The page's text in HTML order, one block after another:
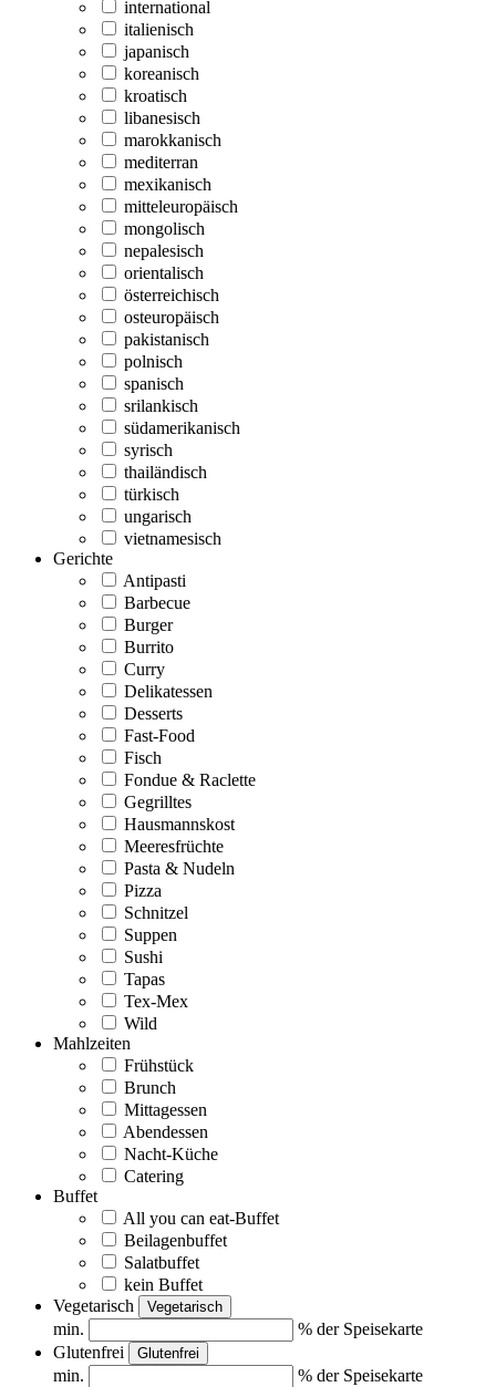
international
italienisch
japanisch
koreanisch
kroatisch
libanesisch
marokkanisch
mediterran
mexikanisch
mitteleuropäisch
mongolisch
nepalesisch
orientalisch
österreichisch
osteuropäisch
pakistanisch
polnisch
spanisch
srilankisch
südamerikanisch
syrisch
thailändisch
türkisch
ungarisch
vietnamesisch
Gerichte
Antipasti
Barbecue
Burger
Burrito
Curry
Delikatessen
Desserts
Fast-Food
Fisch
Fondue & Raclette
Gegrilltes
Hausmannskost
Meeresfrüchte
Pasta & Nudeln
Pizza
Schnitzel
Suppen
Sushi
Tapas
Tex-Mex
Wild
Mahlzeiten
Frühstück
Brunch
Mittagessen
Abendessen
Nacht-Küche
Catering
Buffet
All you can eat-Buffet
Beilagenbuffet
Salatbuffet
kein Buffet
Vegetarisch
Vegetarisch
min.
% der Speisekarte
Glutenfrei
Glutenfrei
min.
% der Speisekarte